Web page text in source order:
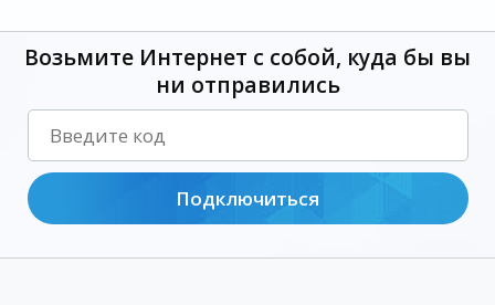
Возьмите Интернет с собой, куда бы вы
ни отправились
Подключиться